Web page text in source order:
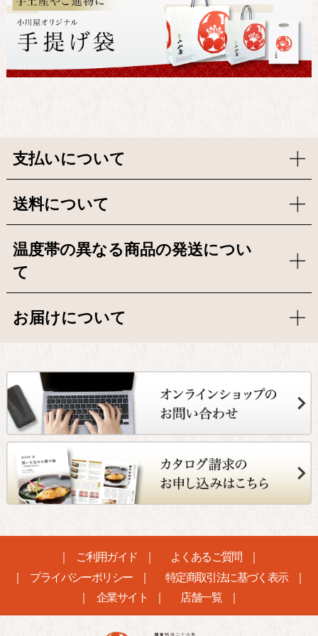
支払いについて
送料について
温度帯の異なる商品の発送につい
て
お届けについて
ご利用ガイド
よくあるご質問
プライバシーポリシー
特定商取引法に基づく表示
企業サイト
店舗一覧